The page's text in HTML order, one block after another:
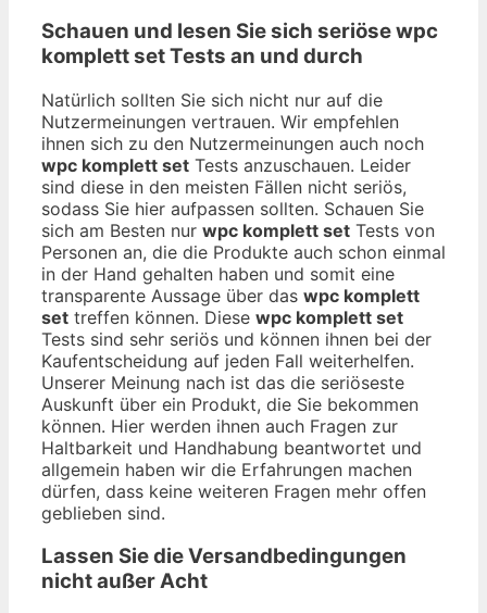
Schauen und lesen Sie sich seriösewpc
komplett setTests an und durch
Natürlich sollten Sie sich nicht nur auf die
Nutzermeinungen vertrauen. Wir empfehlen
ihnen sich zu den Nutzermeinungen auch noch
wpc komplett set Tests anzuschauen. Leider
sind diese in den meisten Fällen nicht seriös,
sodass Sie hier aufpassen sollten. Schauen Sie
sich am Besten nur wpc komplett set Tests von
Personen an, die die Produkte auch schon einmal
in der Hand gehalten haben und somit eine
transparente Aussage über das wpc komplett
set treffen können. Diese wpc komplett set
Tests sind sehr seriös und können ihnen bei der
Kaufentscheidung auf jeden Fall weiterhelfen.
Unserer Meinung nach ist das die seriöseste
Auskunft über ein Produkt, die Sie bekommen
können. Hier werden ihnen auch Fragen zur
Haltbarkeit und Handhabung beantwortet und
allgemein haben wir die Erfahrungen machen
dürfen, dass keine weiteren Fragen mehr offen
geblieben sind.
Lassen Sie die Versandbedingungen
nicht außer Acht